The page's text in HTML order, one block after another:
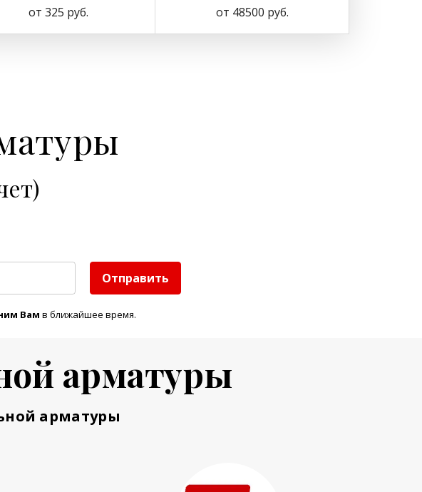
от 325 руб. от 48500 руб.
Отправить
Вам в ближайшее время.
арматуры
арматуры